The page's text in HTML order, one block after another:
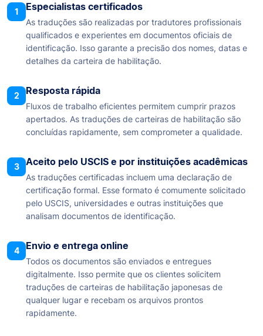
1 Especialistas certificados
As traduções são realizadas por tradutores profissionais
qualificados e experientes em documentos oficiais de
identificação. Isso garante a precisão dos nomes, datas e
detalhes da carteira de habilitação.
2 Resposta rápida
Fluxos de trabalho eficientes permitem cumprir prazos
apertados. As traduções de carteiras de habilitação são
concluídas rapidamente, sem comprometer a qualidade.
3 Aceito pelo USCIS e por instituições acadêmicas
As traduções certificadas incluem uma declaração de
certificação formal. Esse formato é comumente solicitado
pelo USCIS, universidades e outras instituições que
analisam documentos de identificação.
4 Envio e entrega online
Todos os documentos são enviados e entregues
digitalmente. Isso permite que os clientes solicitem
traduções de carteiras de habilitação japonesas de
qualquer lugar e recebam os arquivos prontos
rapidamente.